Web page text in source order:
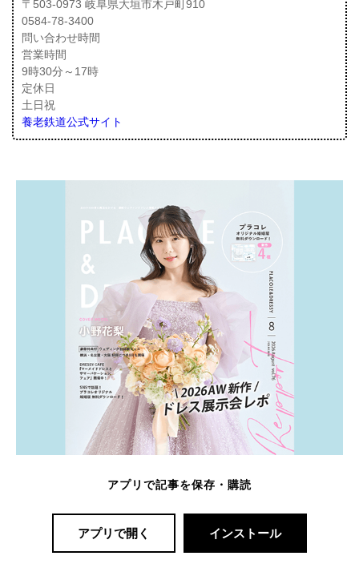
〒503-0973 岐阜県大垣市木戸町910
0584-78-3400
問い合わせ時間
営業時間
9時30分～17時
定休日
土日祝
養老鉄道公式サイト
アプリで記事を保存・購読
アプリで開く インストール